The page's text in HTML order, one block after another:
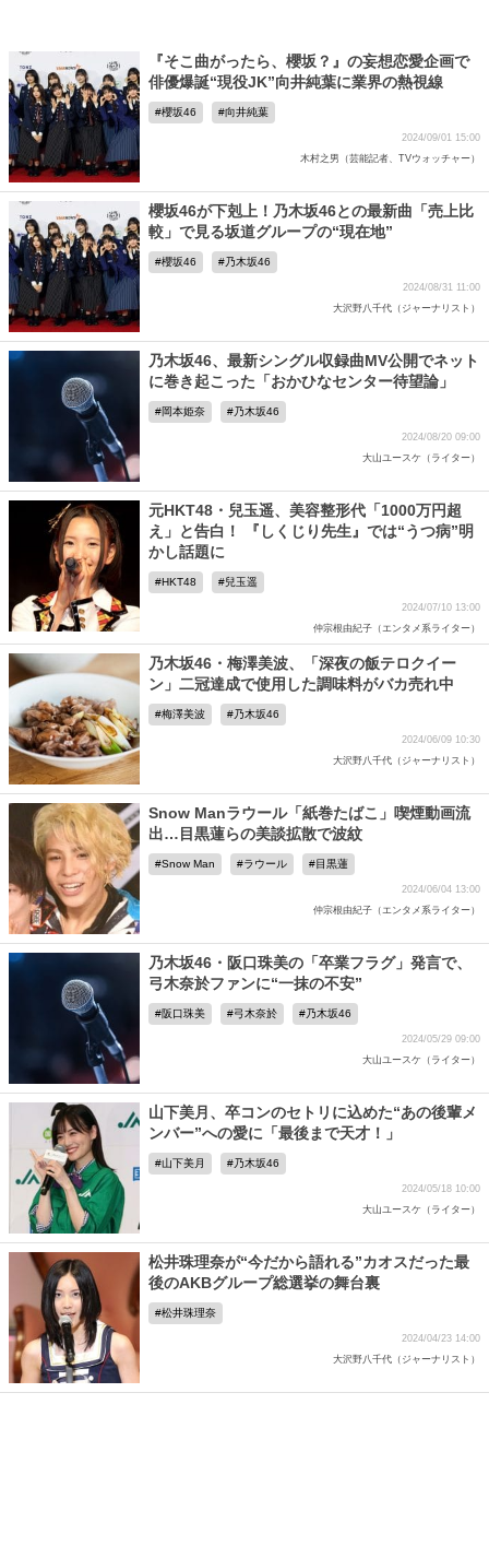
『そこ曲がったら、櫻坂？』の妄想恋愛企画で
俳優爆誕“現役JK”向井純葉に業界の熱視線
櫻坂46 向井純葉
2024/09/01 15:00
木村之男（芸能記者、TVウォッチャー）
櫻坂46が下剋上！乃木坂46との最新曲「売上比
較」で見る坂道グループの“現在地”
櫻坂46 乃木坂46
2024/08/31 11:00
大沢野八千代（ジャーナリスト）
乃木坂46、最新シングル収録曲MV公開でネット
に巻き起こった「おかひなセンター待望論」
岡本姫奈 乃木坂46
2024/08/20 09:00
大山ユースケ（ライター）
元HKT48・兒玉遥、美容整形代「1000万円超
え」と告白！ 『しくじり先生』では“うつ病”明
かし話題に
HKT48 兒玉遥
2024/07/10 13:00
仲宗根由紀子（エンタメ系ライター）
乃木坂46・梅澤美波、「深夜の飯テロクイー
ン」二冠達成で使用した調味料がバカ売れ中
梅澤美波 乃木坂46
2024/06/09 10:30
大沢野八千代（ジャーナリスト）
Snow Manラウール「紙巻たばこ」喫煙動画流
出…目黒蓮らの美談拡散で波紋
Snow Man ラウール 目黒蓮
2024/06/04 13:00
仲宗根由紀子（エンタメ系ライター）
乃木坂46・阪口珠美の「卒業フラグ」発言で、
弓木奈於ファンに“一抹の不安”
阪口珠美 弓木奈於 乃木坂46
2024/05/29 09:00
大山ユースケ（ライター）
山下美月、卒コンのセトリに込めた“あの後輩メ
ンバー”への愛に「最後まで天才！」
山下美月 乃木坂46
2024/05/18 10:00
大山ユースケ（ライター）
松井珠理奈が“今だから語れる”カオスだった最
後のAKBグループ総選挙の舞台裏
松井珠理奈
2024/04/23 14:00
大沢野八千代（ジャーナリスト）